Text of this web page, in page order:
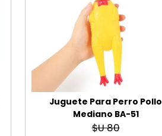
Juguete Para Perro Pollo
Mediano BA-51
$U 80